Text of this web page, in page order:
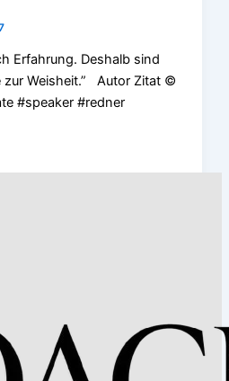
Erfahrung. Deshalb sind
zur Weisheit.” Autor Zitat ©
#speaker #redner